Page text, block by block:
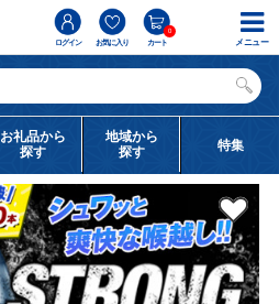
ログイン お気に入り カート
0
お礼品から
探す
地域から
探す
特集
メニュー